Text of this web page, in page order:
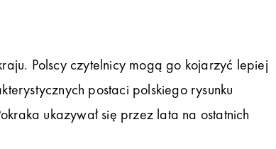
Polscy czytelnicy mogą go kojarzyć lepiej
postaci polskiego rysunku
ukazywał się przez lata na ostatnich